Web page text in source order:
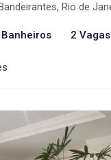
Rio de
Banheiros 2 Vagas